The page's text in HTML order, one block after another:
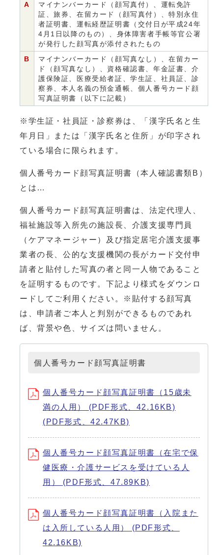
A
マイナンバーカード（顔写真付）、運転免許
証、旅券、在留カード（顔写真付）、特別永住
者証明書、運転経歴証明書（交付日が平成24年
4月1日以降のもの）、身体障害者手帳等官公署
が発行した顔写真が添付されたもの
B
マイナンバーカード（顔写真なし）、在留カー
ド（顔写真なし）、資格確認書、年金証書、介
護保険証、医療受給者証、学生証、社員証、診
察券、本人名義の預金通帳、個人番号カード顔
写真証明書（以下に記載）
※学生証・社員証・診察券は、「漢字氏名と生
年月日」または「漢字氏名と住所」が印字され
ている場合に限られます。
個人番号カード顔写真証明書（本人確認書類B）
とは…
個人番号カード顔写真証明書は、法定代理人、
福祉施設等入所先の施設長、介護支援専門員
（ケアマネージャー）及び指定居宅介護支援事
業者の長、公的な支援機関の長がカード交付申
請者と貼付した写真の者と同一人物であること
を証明するものです。下記より様式をダウンロ
ードしてご利用ください。※貼付する顔写真
は、申請者ご本人と判別ができるものであれ
ば、背景や色、サイズは問いません。
個人番号カード顔写真証明書
個人番号カード顔写真証明書（15歳未
満の人用） (PDF形式、42.16KB)
(PDF形式、42.47KB)
個人番号カード顔写真証明書（在宅で保
健医療・介護サービスを受けている人
用） (PDF形式、47.89KB)
個人番号カード顔写真証明書（入院また
は入所している人用） (PDF形式、
42.16KB)